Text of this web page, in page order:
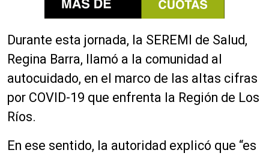
Durante esta jornada, la SEREMI de Salud,
Regina Barra, llamó a la comunidad al
autocuidado, en el marco de las altas cifras
por COVID-19 que enfrenta la Región de Los
Ríos.
En ese sentido, la autoridad explicó que “es